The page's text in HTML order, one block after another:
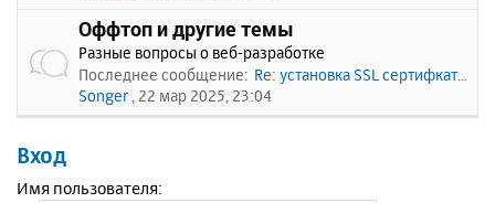
Оффтоп и другие темы
Разные вопросы о веб-разработке
Последнее сообщение: Re: установка SSL сертифката
Songer , 22 мар 2025, 23:04
Вход
Имя пользователя: